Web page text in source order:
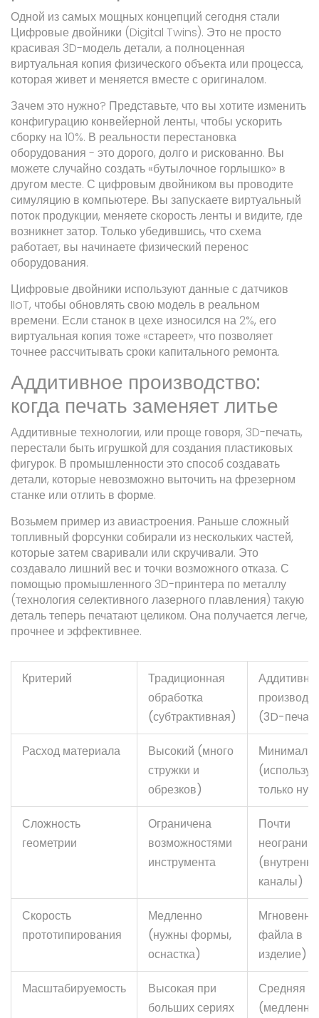
Одной из самых мощных концепций сегодня стали
Цифровые двойники (Digital Twins). Это не просто
красивая 3D-модель детали, а полноценная
виртуальная копия физического объекта или процесса,
которая живет и меняется вместе с оригиналом.
Зачем это нужно? Представьте, что вы хотите изменить
конфигурацию конвейерной ленты, чтобы ускорить
сборку на 10%. В реальности перестановка
оборудования - это дорого, долго и рискованно. Вы
можете случайно создать «бутылочное горлышко» в
другом месте. С цифровым двойником вы проводите
симуляцию в компьютере. Вы запускаете виртуальный
поток продукции, меняете скорость ленты и видите, где
возникнет затор. Только убедившись, что схема
работает, вы начинаете физический перенос
оборудования.
Цифровые двойники используют данные с датчиков
IIoT, чтобы обновлять свою модель в реальном
времени. Если станок в цехе износился на 2%, его
виртуальная копия тоже «стареет», что позволяет
точнее рассчитывать сроки капитального ремонта.
Аддитивное производство:
когда печать заменяет литье
Аддитивные технологии, или проще говоря, 3D-печать,
перестали быть игрушкой для создания пластиковых
фигурок. В промышленности это способ создавать
детали, которые невозможно выточить на фрезерном
станке или отлить в форме.
Возьмем пример из авиастроения. Раньше сложный
топливный форсунки собирали из нескольких частей,
которые затем сваривали или скручивали. Это
создавало лишний вес и точки возможного отказа. С
помощью промышленного 3D-принтера по металлу
(технология селективного лазерного плавления) такую
деталь теперь печатают целиком. Она получается легче,
прочнее и эффективнее.
Критерий
Традиционная
обработка
(субтрактивная)
(3D-
Расход материала
Высокий (много
стружки и
обрезков)
только
Сложность
геометрии
Ограничена
возможностями
инструмента
Почти
каналы)
Скорость
прототипирования
Медленно
(нужны формы,
оснастка)
файла в
изделие)
Масштабируемость
Высокая при
больших сериях
Средняя